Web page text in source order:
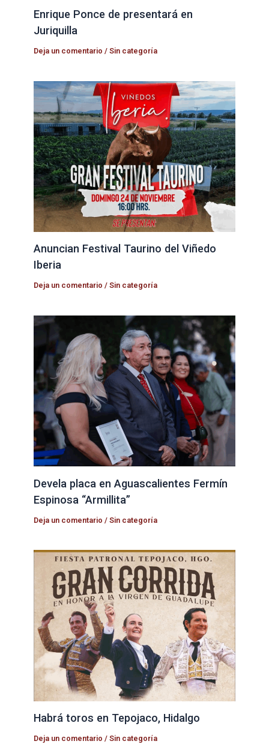
Enrique Ponce de presentará en
Juriquilla
Deja un comentario /Sin categoría
Anuncian Festival Taurino del Viñedo
Iberia
Deja un comentario /Sin categoría
Devela placa en Aguascalientes Fermín
Espinosa “Armillita”
Deja un comentario /Sin categoría
Habrá toros en Tepojaco, Hidalgo
Deja un comentario /Sin categoría